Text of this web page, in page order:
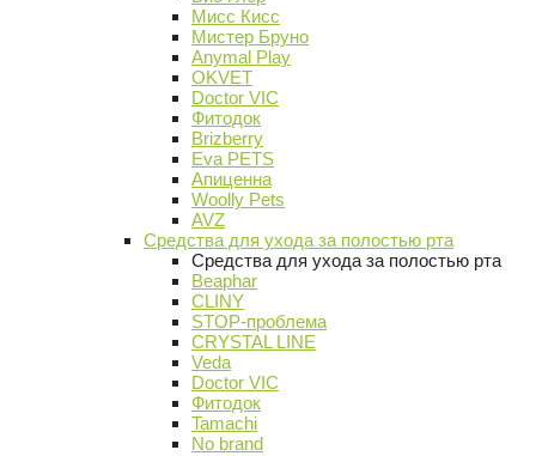
Мисс Кисс
Мистер Бруно
Anymal Play
OKVET
Doctor VIC
Фитодок
Brizberry
Eva PETS
Апиценна
Woolly Pets
AVZ
Средства для ухода за полостью рта
Средства для ухода за полостью рта
Beaphar
CLINY
STOP-проблема
CRYSTAL LINE
Veda
Doctor VIC
Фитодок
Tamachi
No brand